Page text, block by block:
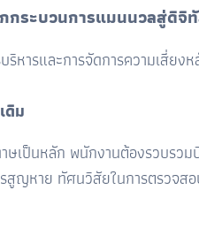
กระบวนการแมนนวลสู่ดิจิ
ริหารและการจัดการความเสี่
ดิม
าษเป็นหลัก พนักงานต้องรวบร
สูญหาย ทัศนวิสัยในการตรวจส